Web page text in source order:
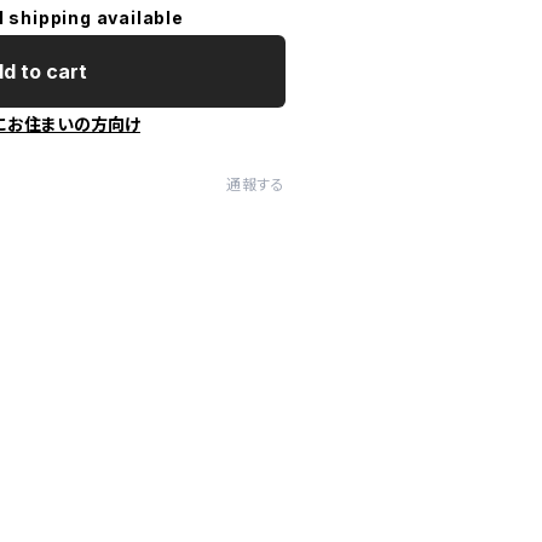
shipping available
to cart
お住まいの方向け
通報する